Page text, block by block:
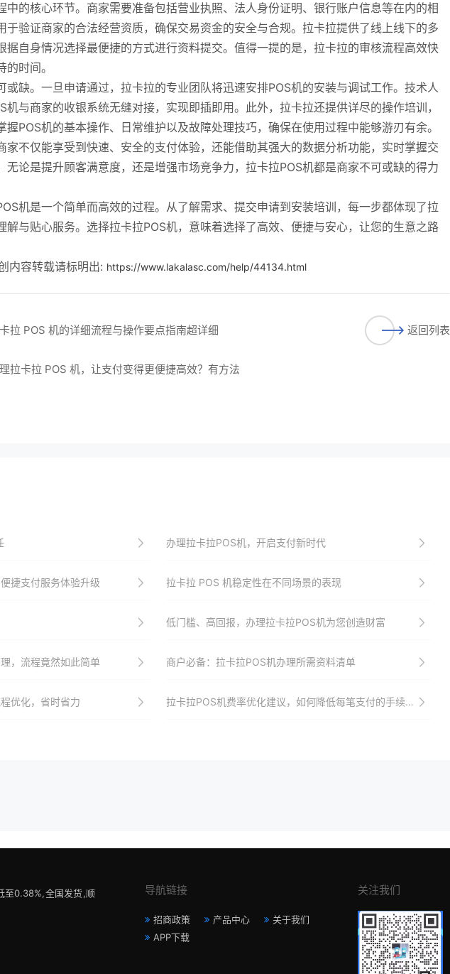
中的核心环节。商家需要准备包括营业执照、法人身份证明、银行账户信息等在内的相
于验证商家的合法经营资质，确保交易资金的安全与合规。拉卡拉提供了线上线下的多
据自身情况选择最便捷的方式进行资料提交。值得一提的是，拉卡拉的审核流程高效快
时间。
或缺。一旦申请通过，拉卡拉的专业团队将迅速安排POS机的安装与调试工作。技术人
机与商家的收银系统无缝对接，实现即插即用。此外，拉卡拉还提供详尽的操作培训，
握POS机的基本操作、日常维护以及故障处理技巧，确保在使用过程中能够游刃有余。
家不仅能享受到快速、安全的支付体验，还能借助其强大的数据分析功能，实时掌握交
无论是提升顾客满意度，还是增强市场竞争力，拉卡拉POS机都是商家不可或缺的得力
机是一个简单而高效的过程。从了解需求、提交申请到安装培训，每一步都体现了拉
解与贴心服务。选择拉卡拉POS机，意味着选择了高效、便捷与安心，让您的生意之路
内容转载请标明出: https://www.lakalasc.com/help/44134.html
拉 POS 机的详细流程与操作要点指南超详细
拉卡拉 POS 机，让支付变得更便捷高效？有方法
返回列表
办理拉卡拉POS机，开启支付新时代
捷支付服务体验升级 拉卡拉 POS 机稳定性在不同场景的表现
低门槛、高回报，办理拉卡拉POS机为您创造财富
，流程竟然如此简单 商户必备：拉卡拉POS机办理所需资料清单
优化，省时省力 拉卡拉POS机费率优化建议，如何降低每笔支付的手续费？
至0.38%,全国发货,顺
导航链接
招商政策 产品中心
关于我们
APP下载
关注我们